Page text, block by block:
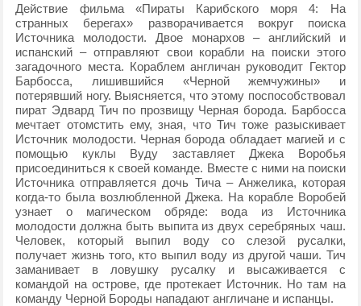
Действие фильма «Пираты Карибского моря 4: На
странных берегах» разворачивается вокруг поиска
Источника молодости. Двое монархов – английский и
испанский – отправляют свои корабли на поиски этого
загадочного места. Кораблем англичан руководит Гектор
Барбосса, лишившийся «Черной жемчужины» и
потерявший ногу. Выясняется, что этому поспособствовал
пират Эдвард Тич по прозвищу Черная борода. Барбосса
мечтает отомстить ему, зная, что Тич тоже разыскивает
Источник молодости. Черная борода обладает магией и с
помощью куклы Вуду заставляет Джека Воробья
присоединиться к своей команде. Вместе с ними на поиски
Источника отправляется дочь Тича – Анжелика, которая
когда-то была возлюбленной Джека. На корабле Воробей
узнает о магическом обряде: вода из Источника
молодости должна быть выпита из двух серебряных чаш.
Человек, который выпил воду со слезой русалки,
получает жизнь того, кто выпил воду из другой чаши. Тич
заманивает в ловушку русалку и высаживается с
командой на острове, где протекает Источник. Но там на
команду Черной Бороды нападают англичане и испанцы.